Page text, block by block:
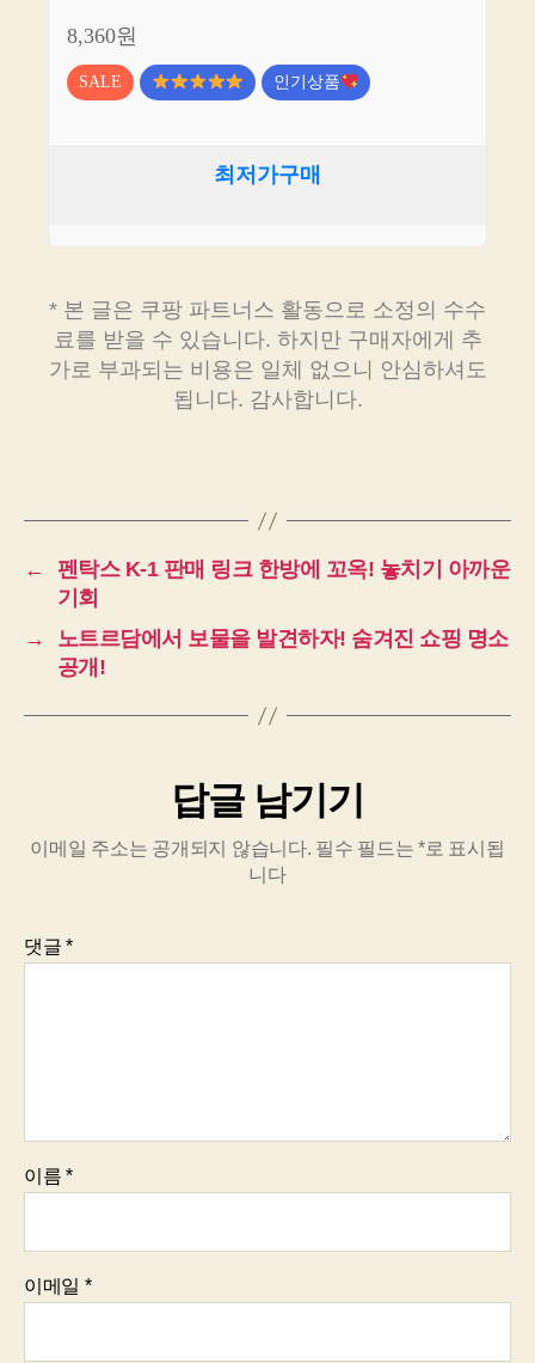
8,360원
SALE 인기상품
최저가구매
* 본 글은 쿠팡 파트너스 활동으로 소정의 수수
료를 받을 수 있습니다. 하지만 구매자에게 추
가로 부과되는 비용은 일체 없으니 안심하셔도
됩니다. 감사합니다.
←
펜탁스 K-1 판매 링크 한방에 꼬옥! 놓치기 아까운
기회
→
노트르담에서 보물을 발견하자! 숨겨진 쇼핑 명소
공개!
답글 남기기
이메일 주소는 공개되지 않습니다. 필수 필드는*로 표시됩
니다
댓글*
이름*
이메일 *